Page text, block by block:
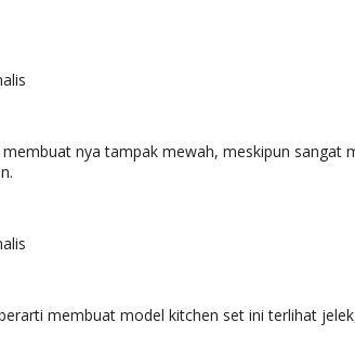
nya tampak mewah, meskipun sangat
membuat model kitchen set ini terlihat